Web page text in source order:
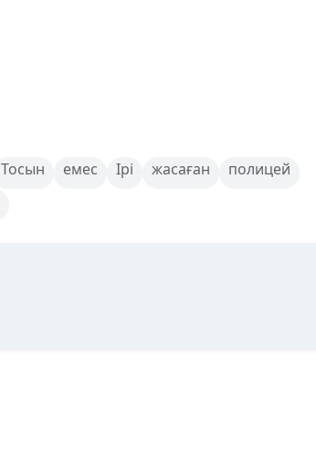
Тосын емес Ірі жасаған
полицей